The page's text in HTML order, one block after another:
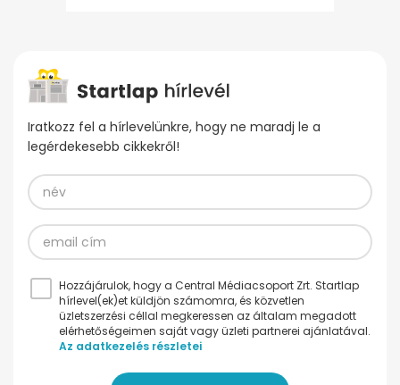
Iratkozz fel a hírlevelünkre, hogy ne maradj le a
legérdekesebb cikkekről!
Hozzájárulok, hogy a Central Médiacsoport Zrt. Startlap
hírlevel(ek)et küldjön számomra, és közvetlen
üzletszerzési céllal megkeressen az általam megadott
elérhetőségeimen saját vagy üzleti partnerei ajánlatával.
Az adatkezelés részletei